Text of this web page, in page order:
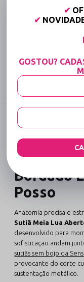
Tabela de medidas
DESCRIÇÃO COMPLETA
Sutiã
Bordado
Posso
Anatomia precisa e
Sutiã Meia Lua
desenvolvido para
sofisticação andam
sutiãs sem bojo da
provocante do corte
sustentação metálico.
✔
✔
GOSTOU?